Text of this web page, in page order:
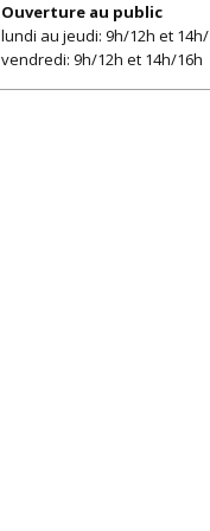
Ouverture au public
lundi au jeudi: 9h/12h et
vendredi: 9h/12h et 14h/16h